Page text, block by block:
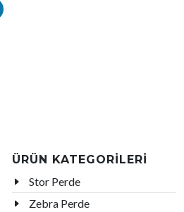
ÜRÜN KATEGORİLERİ
Stor Perde
Zebra Perde